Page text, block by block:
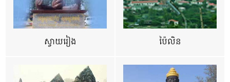
ស្វាយរៀង ប៉ៃលិន